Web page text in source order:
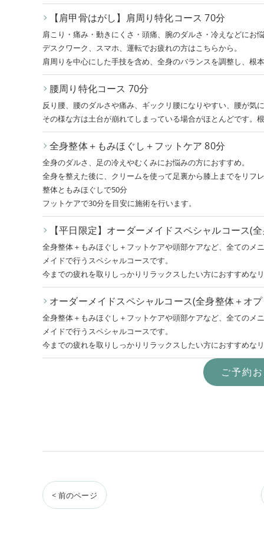
【肩甲骨はがし】肩周り特化コース 70分
肩こり・痛み・動きにくさ・頭痛、腕のダルさ・冷えなどにお
デスクワーク、スマホ、運転でお疲れの方はこちらから。
肩周りを中心にした手技を含め、全身のバランスを調整し、根
腰周り特化コース 70分
反り腰、腰のダルさや痛み、ギックリ腰になりやすい、腰が気
その様な方は土台が崩れてしまっている場合がほとんどです。
全身整体＋もみほぐし＋フットケア 80分
全身のダルさ、足の冷えやむくみにお悩みの方におすすめ。
全身を整えた後に、クリームを使って足裏から膝上までをリフ
整体ともみほぐしで50分
フットケアで30分を目安に施術を行います。
【平日限定】オーダーメイドスペシャルコース(
全身整体＋もみほぐし＋フットケアや頭部ケアなど、全てのメ
メイドで行うスペシャルコースです。
今までの疲れを取りしっかりリラックスしたい方におすすめな
オーダーメイドスペシャルコース(全身整体＋オ
全身整体＋もみほぐし＋フットケアや頭部ケアなど、全てのメ
メイドで行うスペシャルコースです。
今までの疲れを取りしっかりリラックスしたい方におすすめな
ご予約
< 前のページ